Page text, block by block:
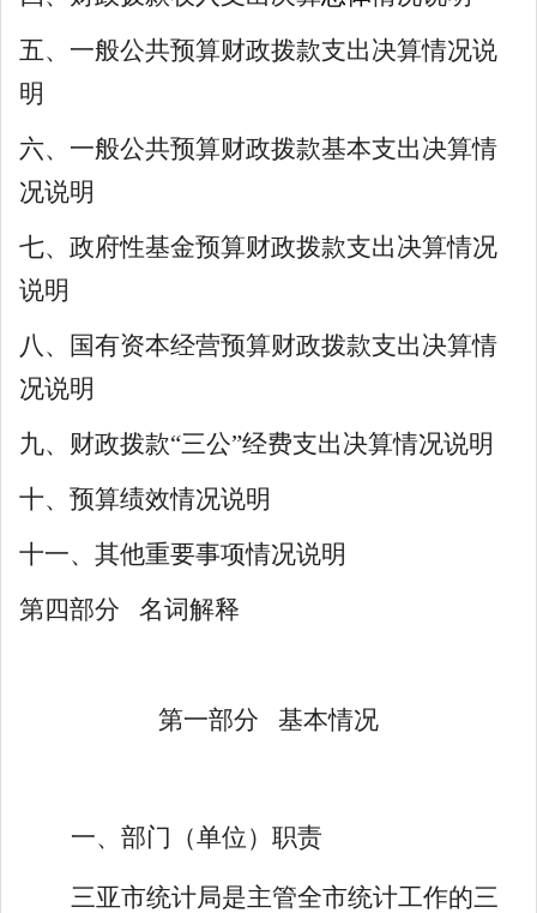
五、一般公共预算财政拨款支出决算情况说
明
六、一般公共预算财政拨款基本支出决算情
况说明
七、 政府性基金预算财政拨款支出决算情况
说明
八、
国有资本经营预算财政拨款支出决算情
况说明
九、财政拨款“三公”经费支出决算情况说明
十、预算绩效情况说明
十一、其他重要事项情况说明
第四部分
名词解释
第一部分 基本情况
一、 部门 （单位）职责
三亚市统计局是主管全市统计工作的三